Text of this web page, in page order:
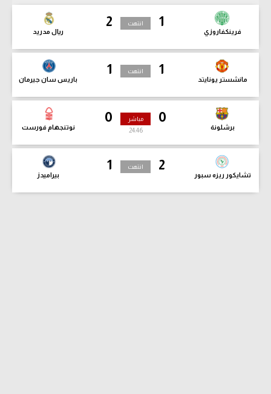
1
فرينكفاروزي
2
ريال مدريد
انتهت
1
مانشستر يونايتد
1
باريس سان جيرمان
انتهت
0
برشلونة
0
نوتنجهام فورست
مباشر
24:46
2
تشايكور ريزه سبور
1
بيراميدز
انتهت